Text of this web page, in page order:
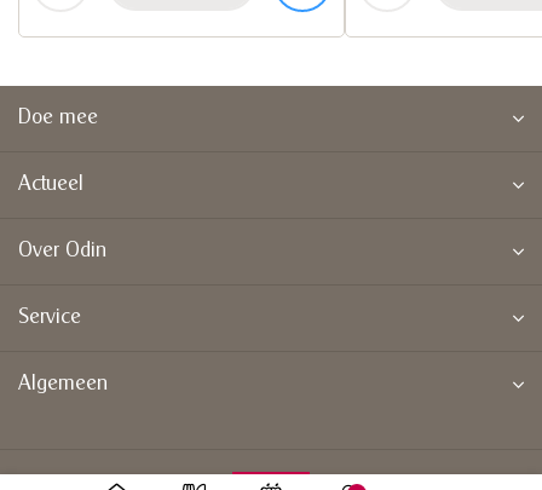
Doe mee
Actueel
Over Odin
Service
Algemeen